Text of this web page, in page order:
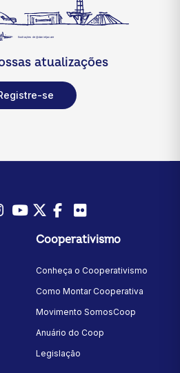
atualizações
se
Instagram
YoutubeTwitter/X
Facebook
Cooperativismo
Conheça o Cooperativismo
Como Montar Cooperativa
Movimento SomosCoop
Anuário do Coop
Legislação